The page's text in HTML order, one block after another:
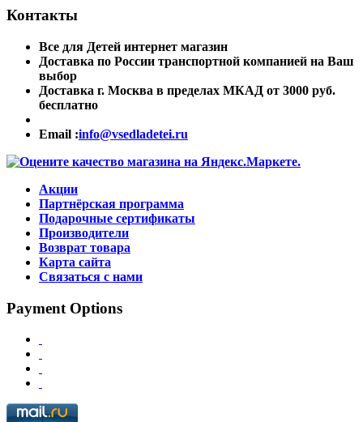
Контакты
Все для Детей интернет магазин
Доставка по России транспортной компанией на Ваш
выбор
Доставка г. Москва в пределах МКАД от 3000 руб.
бесплатно
Email :info@vsedladetei.ru
Акции
Партнёрская программа
Подарочные сертификаты
Производители
Возврат товара
Карта сайта
Связаться с нами
Payment Options